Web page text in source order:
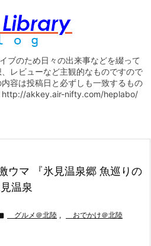
ブのため日々の出来事などを綴って
レビューなど主観的なものですので
容は投稿日と必ずしも一致するもの
http://akkey.air-nifty.com/heplabo/
ウマ 『氷見温泉郷 魚巡りの
温泉
グルメ＠北陸 , おでかけ＠北陸